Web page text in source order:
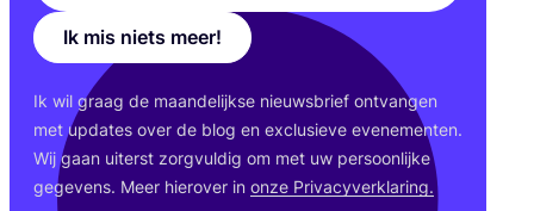
Ik mis niets meer!
Ik wil graag de maan­de­lijk­se nieuws­brief ont­van­gen
met upda­tes over de blog en exclu­sie­ve eve­ne­men­ten.
Wij gaan uiterst zorg­vul­dig om met uw per­soon­lij­ke
gege­vens. Meer hier­over in onze Pri­va­cy­ver­kla­ring.